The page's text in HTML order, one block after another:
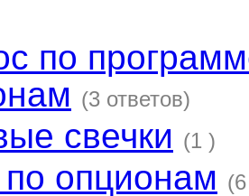
по
(3 ответов)
свечки (1 )
по опционам